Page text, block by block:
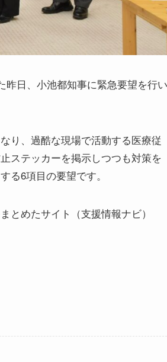
昨日、小池都知事に緊急要望を行い
り、過酷な現場で活動する医療従
ステッカーを掲示しつつも対策を
る6項目の要望です。
とめたサイト（支援情報ナビ）